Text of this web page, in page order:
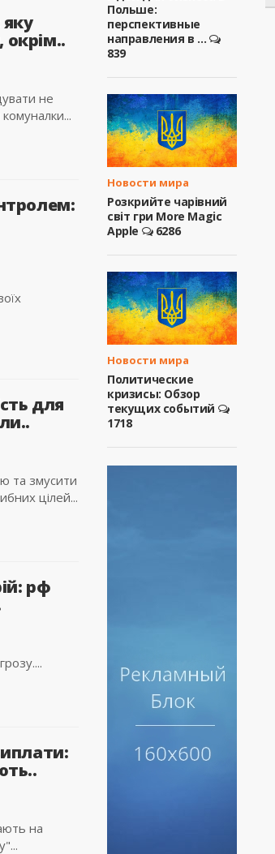
яку
не
для
та змусити
цілей...
рф
на
Польше:
перспективные
направления в ...
839
Новости мира
Розкрийте чарівний
світ гри More Magic
Apple
6286
Новости мира
Политические
кризисы: Обзор
текущих событий
1718